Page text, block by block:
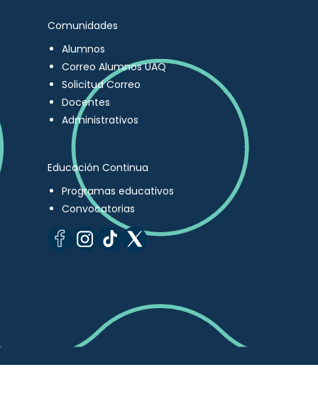
Comunidades
Alumnos
Correo Alumnos UAQ
Solicitud Correo
Docentes
Administrativos
Educación Continua
Programas educativos
Convocatorias